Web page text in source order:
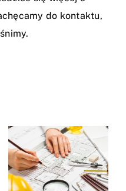
do kontaktu,